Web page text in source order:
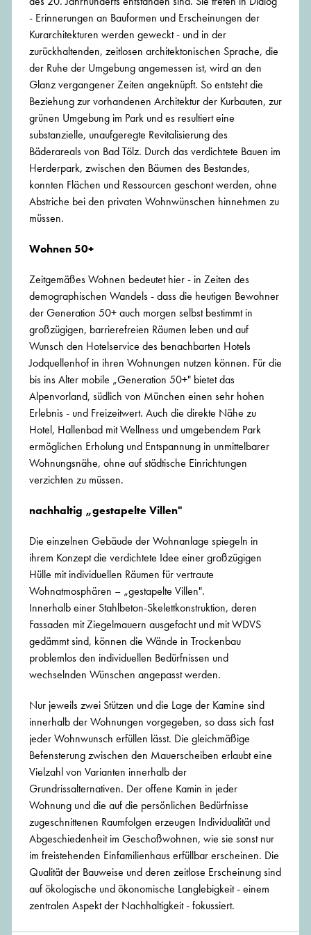
- Erinnerungen an Bauformen und Erscheinungen der
Kurarchitekturen werden geweckt - und in der
zurückhaltenden, zeitlosen architektonischen Sprache, die
der Ruhe der Umgebung angemessen ist, wird an den
Glanz vergangener Zeiten angeknüpft. So entsteht die
Beziehung zur vorhandenen Architektur der Kurbauten, zur
grünen Umgebung im Park und es resultiert eine
substanzielle, unaufgeregte Revitalisierung des
Bäderareals von Bad Tölz. Durch das verdichtete Bauen im
Herderpark, zwischen den Bäumen des Bestandes,
konnten Flächen und Ressourcen geschont werden, ohne
Abstriche bei den privaten Wohnwünschen hinnehmen zu
müssen.
Wohnen 50+
Zeitgemäßes Wohnen bedeutet hier - in Zeiten des
demographischen Wandels - dass die heutigen Bewohner
der Generation 50+ auch morgen selbst bestimmt in
großzügigen, barrierefreien Räumen leben und auf
Wunsch den Hotelservice des benachbarten Hotels
Jodquellenhof in ihren Wohnungen nutzen können. Für die
bis ins Alter mobile „Generation 50+" bietet das
Alpenvorland, südlich von München einen sehr hohen
Erlebnis - und Freizeitwert. Auch die direkte Nähe zu
Hotel, Hallenbad mit Wellness und umgebendem Park
ermöglichen Erholung und Entspannung in unmittelbarer
Wohnungsnähe, ohne auf städtische Einrichtungen
verzichten zu müssen.
nachhaltig „gestapelte Villen"
Die einzelnen Gebäude der Wohnanlage spiegeln in
ihrem Konzept die verdichtete Idee einer großzügigen
Hülle mit individuellen Räumen für vertraute
Wohnatmosphären – „gestapelte Villen".
Innerhalb einer Stahlbeton-Skelettkonstruktion, deren
Fassaden mit Ziegelmauern ausgefacht und mit WDVS
gedämmt sind, können die Wände in Trockenbau
problemlos den individuellen Bedürfnissen und
wechselnden Wünschen angepasst werden.
Nur jeweils zwei Stützen und die Lage der Kamine sind
innerhalb der Wohnungen vorgegeben, so dass sich fast
jeder Wohnwunsch erfüllen lässt. Die gleichmäßige
Befensterung zwischen den Mauerscheiben erlaubt eine
Vielzahl von Varianten innerhalb der
Grundrissalternativen. Der offene Kamin in jeder
Wohnung und die auf die persönlichen Bedürfnisse
zugeschnittenen Raumfolgen erzeugen Individualität und
Abgeschiedenheit im Geschoßwohnen, wie sie sonst nur
im freistehenden Einfamilienhaus erfüllbar erscheinen. Die
Qualität der Bauweise und deren zeitlose Erscheinung sind
auf ökologische und ökonomische Langlebigkeit - einem
zentralen Aspekt der Nachhaltigkeit - fokussiert.